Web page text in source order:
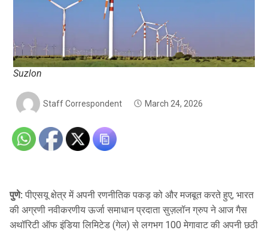
Suzlon
Staff Correspondent March 24, 2026
पुणे: पीएसयू क्षेत्र में अपनी रणनीतिक पकड़ को और मजबूत करते हुए, भारत
की अग्रणी नवीकरणीय ऊर्जा समाधान प्रदाता सुज़लॉन ग्रुप ने आज गैस
अथॉरिटी ऑफ इंडिया लिमिटेड (गेल) से लगभग 100 मेगावाट की अपनी छठी